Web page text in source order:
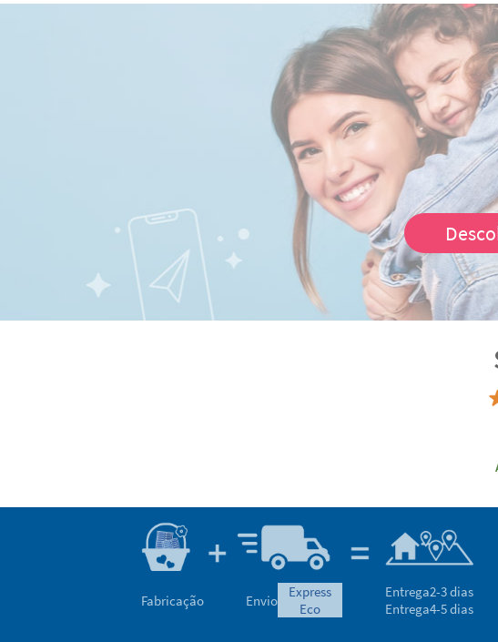
Pintura a dedo, desenho, escrita ou rotulação. Se sua família adora
sua última obra de arte, macarrão para seu filho moldar as figuras
escolar com tudo que você precisa para ter sucesso nas aulas.Na